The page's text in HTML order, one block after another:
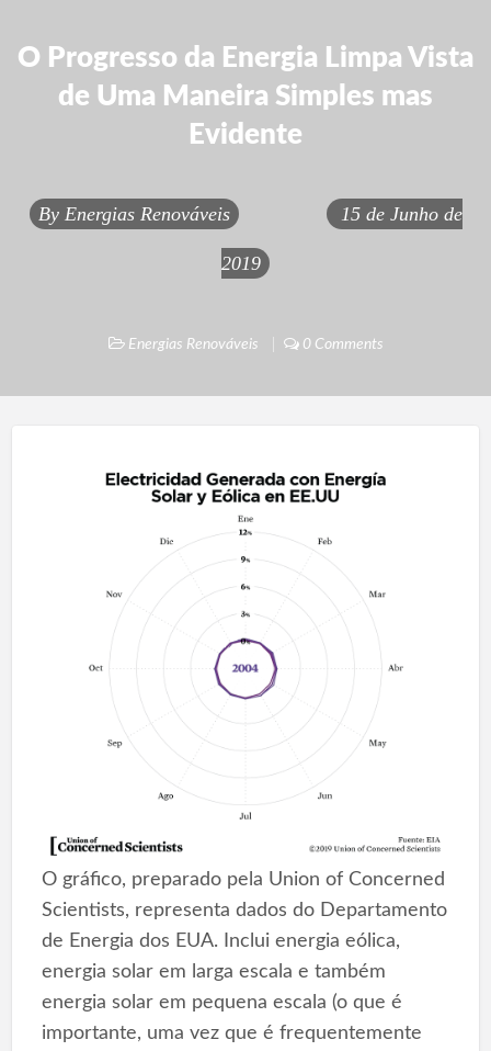
O Progresso da Energia Limpa Vista
de Uma Maneira Simples mas
Evidente
By Energias Renováveis 15 de Junho de
2019
Energias Renováveis 0 Comments
O gráfico, preparado pela Union of Concerned
Scientists, representa dados do Departamento
de Energia dos EUA. Inclui energia eólica,
energia solar em larga escala e também
energia solar em pequena escala (o que é
importante, uma vez que é frequentemente